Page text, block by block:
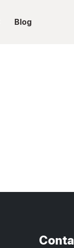
Blog